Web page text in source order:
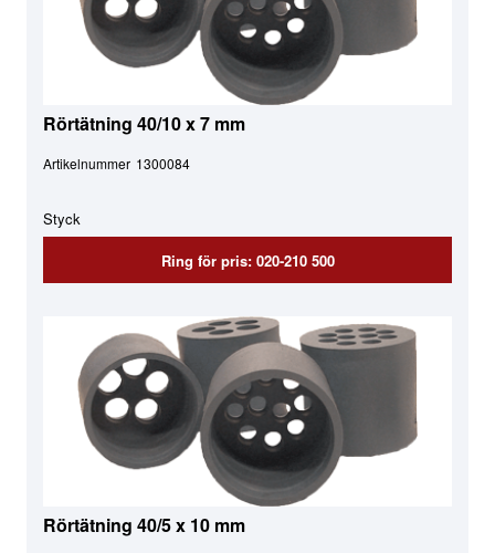
Rörtätning 40/10 x 7 mm
Artikelnummer 1300084
Styck
Ring för pris: 020-210 500
Rörtätning 40/5 x 10 mm